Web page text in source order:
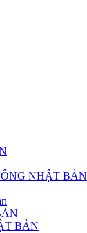
NHẬT BẢN
BẢN